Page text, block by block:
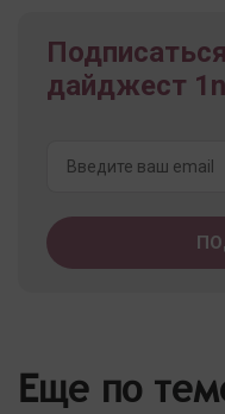
дайджест
Еще по